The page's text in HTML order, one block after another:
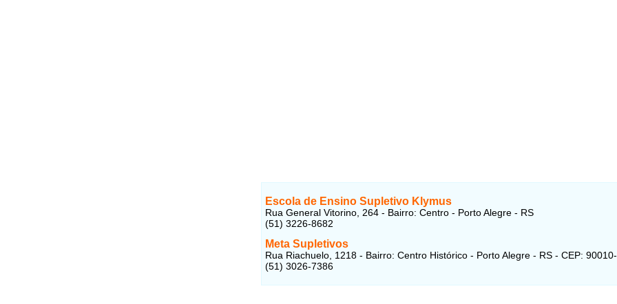
Escola de Ensino Supletivo Klymus
Rua General Vitorino, 264 - Bairro: Centro - Porto Alegre - RS
(51) 3226-8682
Meta Supletivos
Rua Riachuelo, 1218 - Bairro: Centro Histórico - Porto Alegre - RS - CEP:
(51) 3026-7386